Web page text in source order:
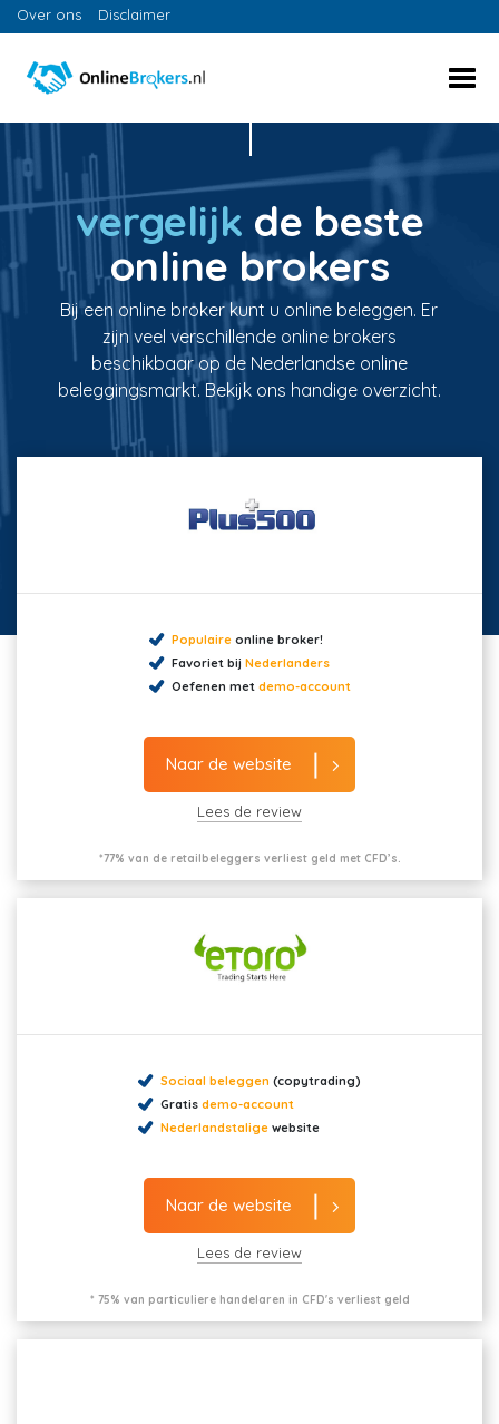
Over ons Disclaimer
vergelijk de beste
online brokers
Bij een online broker kunt u online beleggen. Er
zijn veel verschillende online brokers
beschikbaar op de Nederlandse online
beleggingsmarkt. Bekijk ons handige overzicht.
Populaireonline broker!
Favoriet bij Nederlanders
Oefenen met demo-account
Naar de website
Lees de review
*77% van de retailbeleggers verliest geld met CFD’s.
Sociaal beleggen (copytrading)
Gratis demo-account
Nederlandstalige website
Naar de website
Lees de review
* 75% van particuliere handelaren in CFD's verliest geld